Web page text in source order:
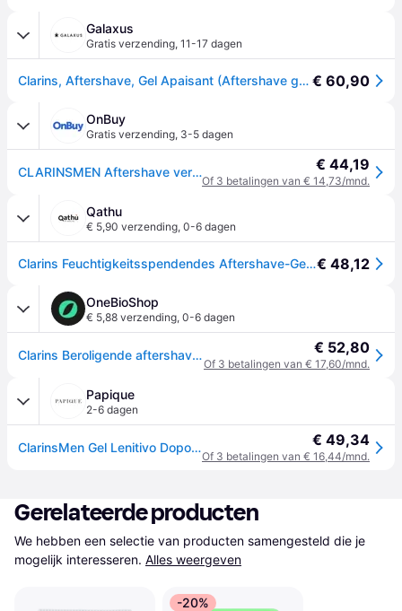
Galaxus
Gratis verzending, 11-17 dagen
Clarins, Aftershave, Gel Apaisant (Aftershave gel, 75ml) € 60,90
OnBuy
Gratis verzending, 3-5 dagen
CLARINSMEN Aftershave verzachtende gel | Hydraterende aftershavegel voor mannen | Verzacht irritaties en scheerbrand | Hydrateert en maakt glad | € 44,19
Of 3 betalingen van € 14,73/mnd.
Qathu
€ 5,90 verzending, 0-6 dagen
Clarins Feuchtigkeitsspendendes Aftershave-Gel für Männer (beruhigendes Gel) 75 ml€ 48,12
OneBioShop
€ 5,88 verzending, 0-6 dagen
Clarins Beroligende aftershave gel til mænd - 75ml € 52,80
Of 3 betalingen van € 17,60/mnd.
Papique
2-6 dagen
ClarinsMen Gel Lenitivo Dopobarba 75ml € 49,34
Of 3 betalingen van € 16,44/mnd.
Gerelateerde producten
We hebben een selectie van producten samengesteld die je
mogelijk interesseren. Alles weergeven
-20%